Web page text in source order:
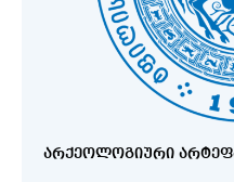
ᲐᲠᲥᲔᲝᲚᲝᲒᲘᲣᲠᲘ